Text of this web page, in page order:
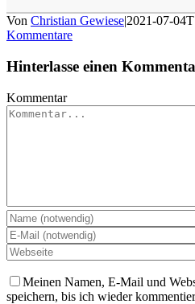
Von Christian Gewiese|2021-07-
Kommentare
Hinterlasse einen
Kommentar
Meinen Namen, E-Mail und
speichern, bis ich wieder